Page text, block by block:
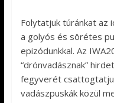
Folytatjuk túránkat az
a golyós és sörétes
epizódunkkal. Az
“drónvadásznak”
fegyverét
vadászpuskák közül